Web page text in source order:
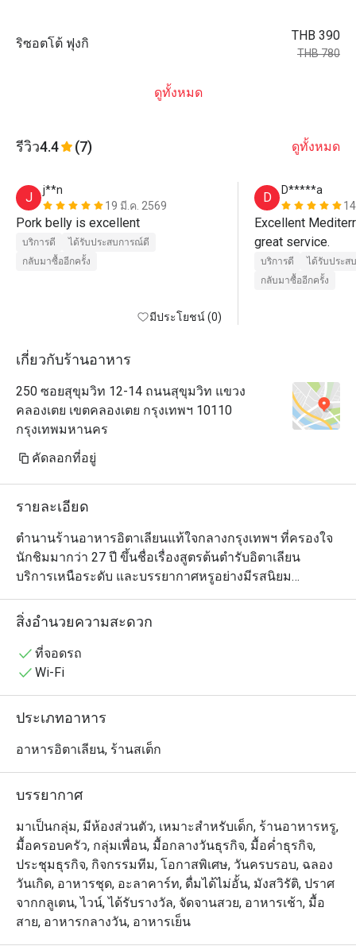
ริซอตโต้ ฟุงกิ
THB 390
THB 780
ดูทั้งหมด
รีวิว4.4 (7) ดูทั้งหมด
J
j**n
19 มี.ค. 2569
บริการดี
ได้รับประสบการณ์ดี
กลับมาซื้ออีกครั้ง
มีประโยชน์ (0)
D
D*****a
Excellent
great service.
บริการดี
ได้รับประส
กลับมาซื้ออีกครั้ง
เกี่ยวกับร้านอาหาร
250 ซอยสุขุมวิท 12-14 ถนนสุขุมวิท แขวง
คลองเตย เขตคลองเตย กรุงเทพฯ 10110
กรุงเทพมหานคร
คัดลอกที่อยู่
รายละเอียด
ตำนานร้านอาหารอิตาเลียนแท้ใจกลางกรุงเทพฯ ที่ครองใจ
นักชิมมากว่า 27 ปี ขึ้นชื่อเรื่องสูตรต้นตำรับอิตาเลียน
บริการเหนือระดับ และบรรยากาศหรูอย่างมีรสนิยม
ตลอดหลายปีที่ผ่านมา ร้านยังต้อนรับเชฟเจ้าของดาวมิชลิน
จากหลากภูมิภาคของอิตาลี เชื่อมโยงกับรากวัฒนธรรมท้อง
รอสซินีส์ มอบประสบการณ์อาหารสุดคลาสสิกที่หยั่งรากใน
มรดกทางรสชาติ ถ่ายทอดด้วยความมั่นใจอย่างสง่างาม
สิ่งอำนวยความสะดวก
ที่จอดรถ
Wi-Fi
ประเภทอาหาร
อาหารอิตาเลียน, ร้านสเต็ก
บรรยากาศ
มาเป็นกลุ่ม, มีห้องส่วนตัว, เหมาะสำหรับเด็ก, ร้านอาหารหรู,
มื้อครอบครัว, กลุ่มเพื่อน, มื้อกลางวันธุรกิจ, มื้อค่ำธุรกิจ,
ประชุมธุรกิจ, กิจกรรมทีม, โอกาสพิเศษ, วันครบรอบ, ฉลอง
วันเกิด, อาหารชุด, อะลาคาร์ท, ดื่มได้ไม่อั้น, มังสวิรัติ, ปราศ
จากกลูเตน, ไวน์, ได้รับรางวัล, จัดจานสวย, อาหารเช้า, มื้อ
สาย, อาหารกลางวัน, อาหารเย็น